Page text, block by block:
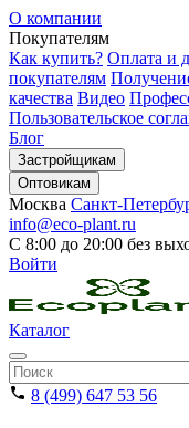
О компании
Покупателям
Как купить? Оплата и
покупателям
качества Видео
Пользовательское
Блог
Застройщикам
Оптовикам
Москва Санкт-
info@eco-plant.ru
С 8:00 до 20:00 без
Войти
Каталог
8 (499) 647 53 56